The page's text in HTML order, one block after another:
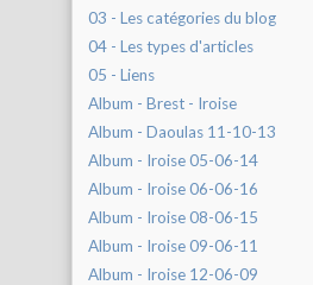
03 - Les catégories du blog
04 - Les types d'articles
05 - Liens
Album - Brest - Iroise
Album - Daoulas 11-10-13
Album - Iroise 05-06-14
Album - Iroise 06-06-16
Album - Iroise 08-06-15
Album - Iroise 09-06-11
Album - Iroise 12-06-09